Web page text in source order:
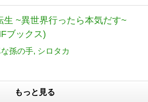
生 ~異世界行ったら本気だす~
ブックス)
孫の手 シロタカ
もっと見る